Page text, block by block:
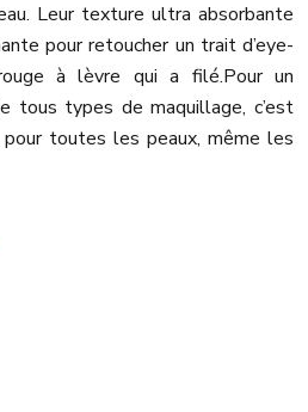
Leur texture ultra absorbante
pour retoucher un trait d’eye-
à lèvre qui a filé.Pour un
tous types de maquillage, c’est
pour toutes les peaux, même les